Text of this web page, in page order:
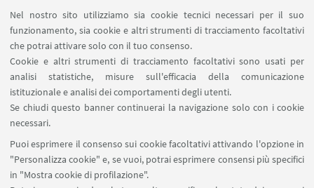
Nel nostro sito utilizziamo sia cookie tecnici necessari per il suo
funzionamento, sia cookie e altri strumenti di tracciamento facoltativi
che potrai attivare solo con il tuo consenso.
Cookie e altri strumenti di tracciamento facoltativi sono usati per
analisi statistiche, misure sull'efficacia della comunicazione
istituzionale e analisi dei comportamenti degli utenti.
Se chiudi questo banner continuerai la navigazione solo con i cookie
necessari.
Puoi esprimere il consenso sui cookie facoltativi attivando l'opzione in
"Personalizza cookie" e, se vuoi, potrai esprimere consensi più specifici
in "Mostra cookie di profilazione".
LINK UTILI
Area riservata
Prenotazione auto e sale DIN
Prenotazione auto UNIBO
Prenotazione auto Ingegneria
SEGUI UNIBO SU: